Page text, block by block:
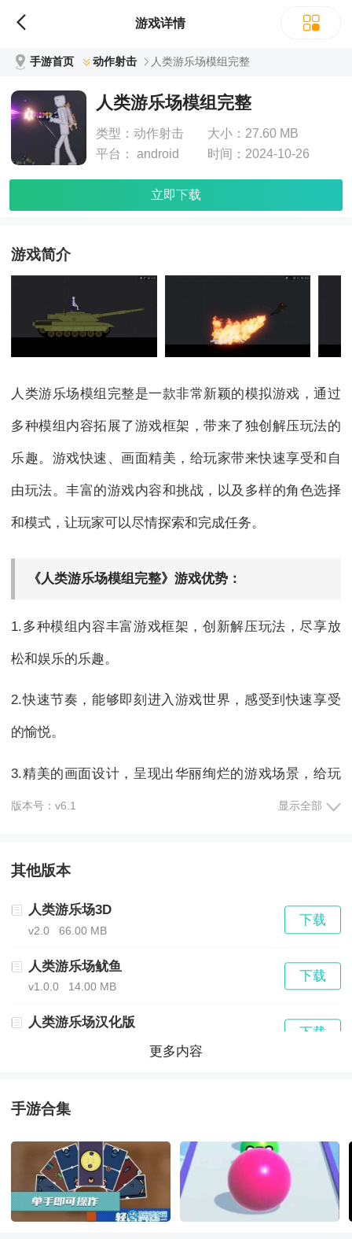
游戏详情
手游首页 动作射击 人类游乐场模组完整
人类游乐场模组完整
类型： 动作射击 大小： 27.60 MB
平台：
android 时间： 2024-10-26
立即下载
游戏简介
人类游乐场模组完整是一款非常新颖的模拟游戏，通过
多种模组内容拓展了游戏框架，带来了独创解压玩法的
乐趣。游戏快速、画面精美，给玩家带来快速享受和自
由玩法。丰富的游戏内容和挑战，以及多样的角色选择
和模式，让玩家可以尽情探索和完成任务。
《人类游乐场模组完整》游戏优势：
1.多种模组内容丰富游戏框架，创新解压玩法，尽享放
松和娱乐的乐趣。
2.快速节奏，能够即刻进入游戏世界，感受到快速享受
的愉悦。
3.精美的画面设计，呈现出华丽绚烂的游戏场景，给玩
家带来沉浸式的视觉享受。
无限的自由与乐趣。
《人类游乐场模组完整》游戏体验：
1、丰富的游戏内容和挑战，家可以持久地享受游戏，尽
情挑战自己的技巧和智力。
2、多样的角色选择和模式，根据自己的喜好和游戏风格
来获得更多的游戏收获和成就感。
4、多样的任务设置，追求自己的游戏目标，完成各种有
版本号：v6.1 显示全部
其他版本
人类游乐场3D
v2.0 66.00 MB
下载
人类游乐场鱿鱼
v1.0.0 14.00 MB
下载
人类游乐场汉化版
下载
v10.4
v10.4 237.61 MB
下载
人类游乐场装备模组
v10.4 237.61 MB
更多内容
手游合集